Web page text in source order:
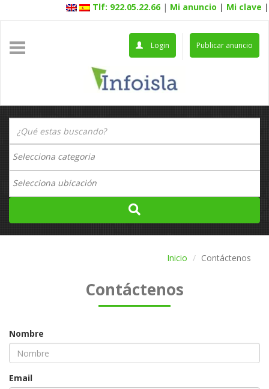
Tlf: 922.05.22.66 | Mi anuncio | Mi clave |
Publicar anuncio
Login
Inicio Contáctenos
Contáctenos
Nombre
Email